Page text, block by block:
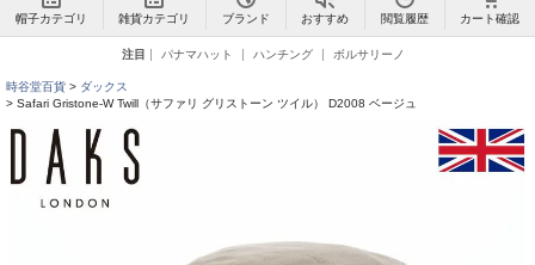
帽子カテゴリ 雑貨カテゴリ ブランド おすすめ 閲覧履歴 カート確認
注目 パナマハット ハンチング ボルサリーノ
時谷堂百貨
ダックス
Safari Gristone-W Twill（サファリ グリストーン ツイル） D2008 ベージュ